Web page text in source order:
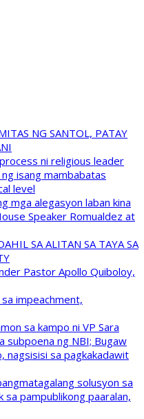
NG SANTOL, PATAY
ni religious leader
isang mambabatas
level
mga alegasyon laban kina
Speaker Romualdez at
SA ALITAN SA TAYA SA
Pastor Apollo Quiboloy,
impeachment,
sa kampo ni VP Sara
subpoena ng NBI; Bugaw
nagsisisi sa pagkakadawit
solusyon sa
pampublikong paaralan,